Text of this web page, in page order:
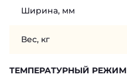
Ширина, мм
Вес, кг
ТЕМПЕРАТУРНЫЙ РЕЖИМ